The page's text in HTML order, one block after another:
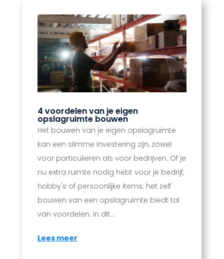
4 voordelen van je eigen
opslagruimte bouwen
Het bouwen van je eigen opslagruimte
kan een slimme investering zijn, zowel
voor particulieren als voor bedrijven. Of je
nu extra ruimte nodig hebt voor je bedrijf,
hobby's of persoonlijke items: het zelf
bouwen van een opslagruimte biedt tal
van voordelen. In dit...
Lees meer